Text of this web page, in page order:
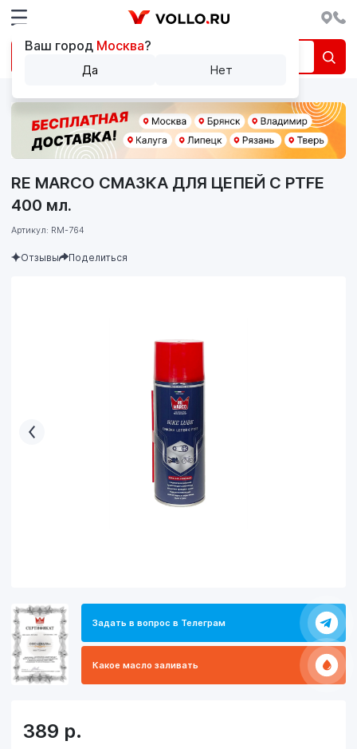
Задать в вопрос в Телеграм
Какое масло заливать
RE MARCO СМАЗКА ДЛЯ ЦЕПЕЙ С PTFE
400 мл.
Артикул: RM-764
Отзывы Поделиться
389 р.
Ваш город Москва?
Да Нет